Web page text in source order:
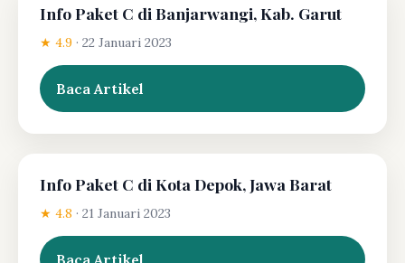
Info Paket C di Banjarwangi, Kab. Garut
★ 4.9 · 22 Januari 2023
Baca Artikel
Info Paket C di Kota Depok, Jawa Barat
★ 4.8 · 21 Januari 2023